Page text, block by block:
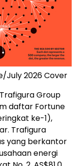
July 2026 Cover
Group
daftar Fortune
ke-1),
Trafigura
yang berkantor
energi